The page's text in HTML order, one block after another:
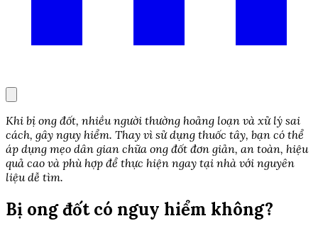
Khi bị ong đốt, nhiều người thường hoảng loạn và xử lý sai
cách, gây nguy hiểm. Thay vì sử dụng thuốc tây, bạn có thể
áp dụng mẹo dân gian chữa ong đốt đơn giản, an toàn, hiệu
quả cao và phù hợp để thực hiện ngay tại nhà với nguyên
liệu dễ tìm.
Bị ong đốt có nguy hiểm không?